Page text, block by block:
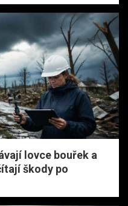
lovce bouřek a
škody po